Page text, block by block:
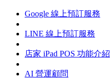
Google 線上預訂服務
LINE 線上預訂服務
店家 iPad POS 功能介紹
AI 營運顧問